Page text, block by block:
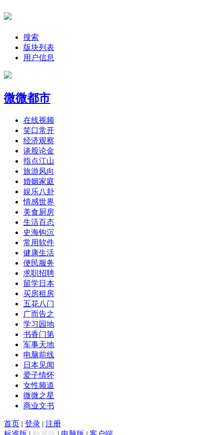
搜索
版块列表
用户信息
微微都市
在线视频
笑口常开
经济观察
谈股论金
指点江山
旅游风向
婚姻家庭
娱乐八卦
情感世界
美食厨房
生活百态
史海钩沉
常用软件
健康生活
便民服务
求职招聘
留学日本
买房租房
五花八门
广而告之
学习园地
书香门第
军事天地
电脑前线
日本见闻
爱子情怀
女性频道
微微之星
商业文书
首页 | 登录 | 注册